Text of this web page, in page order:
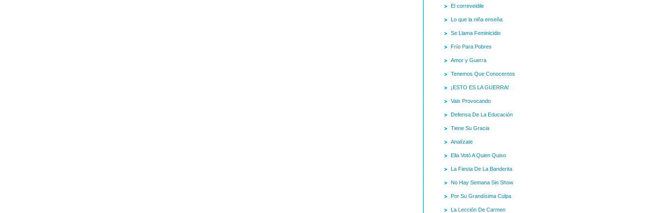
El correveidile
Lo que la niña enseña
Se Llama Feminicidio
Frío Para Pobres
Amor y Guerra
Tenemos Que Conocernos
¡ESTO ES LA GUERRA!
Vais Provocando
Defensa De La Educación
Tiene Su Gracia
Analízate
Ella Votó A Quien Quiso
La Fiesta De La Banderita
No Hay Semana Sin Show
Por Su Grandísima Culpa
La Lección De Carmen